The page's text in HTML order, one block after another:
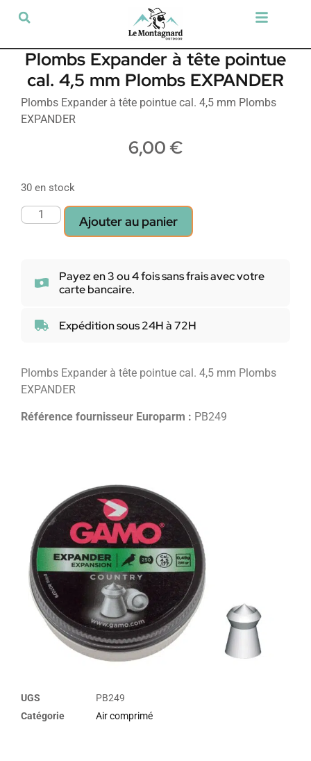
Plombs Expander à tête pointue
cal. 4,5 mm Plombs EXPANDER
Plombs Expander à tête pointue cal. 4,5 mm Plombs
EXPANDER
6,00 €
30 en stock
Ajouter au panier
Payez en 3 ou 4 fois sans frais avec votre
carte bancaire.
Expédition sous 24H à 72H
Plombs Expander à tête pointue cal. 4,5 mm Plombs
EXPANDER
Référence fournisseur Europarm : PB249
UGS
PB249
Catégorie
Air comprimé